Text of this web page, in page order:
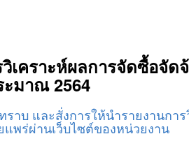
เคราะห์ผลการจัดซื้อจัด
มาณ 2564
าบ และสั่งการให้นำรายงานกา
พร่ผ่านเว็บไซต์ของหน่วยงาน